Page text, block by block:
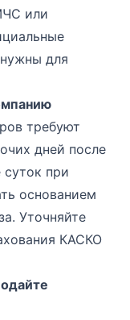
или
для
требуют
дней после
при
основанием
Уточняйте
КАСКО